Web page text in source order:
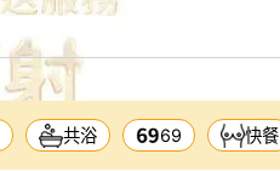
共浴 69 快餐